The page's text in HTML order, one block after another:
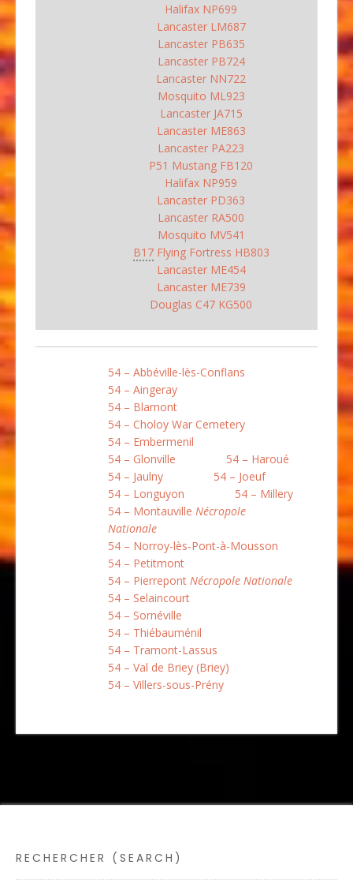
Halifax NP699
Lancaster LM687
Lancaster PB635
Lancaster PB724
Lancaster NN722
Mosquito ML923
Lancaster JA715
Lancaster ME863
Lancaster PA223
P51 Mustang FB120
Halifax NP959
Lancaster PD363
Lancaster RA500
Mosquito MV541
B17Flying Fortress HB803
Lancaster ME454
Lancaster ME739
Douglas C47 KG500
54 – Abbéville-lès-Conflans
54 – Aingeray
54 – Blamont
54 – Choloy War Cemetery
54 – Embermenil
54 – Glonville
54 – Haroué
54 – Jaulny
54 – Joeuf
54 – Longuyon
54 – Millery
54 – Montauville Nécropole
Nationale
54 – Norroy-lès-Pont-à-Mousson
54 – Petitmont
54 – Pierrepont Nécropole Nationale
54 – Selaincourt
54 – Sornéville
54 – Thiébauménil
54 – Tramont-Lassus
54 – Val de Briey (Briey)
54 – Villers-sous-Prény
RECHERCHER (SEARCH)